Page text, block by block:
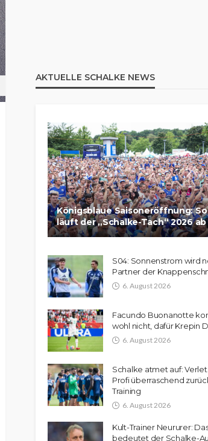
AKTUELLE SCHALKE NEWS
Königsblaue Saisoneröffnung: So
läuft der „Schalke-Tach“ 2026 ab
S04: Sonnenstrom wird
Partner der
6. August 2026
Facundo Buonanotte
wohl nicht, dafür Krepin
6. August 2026
Schalke atmet auf:
Profi überraschend
Training
6. August 2026
Kult-Trainer Neururer:
bedeutet der Schalke-